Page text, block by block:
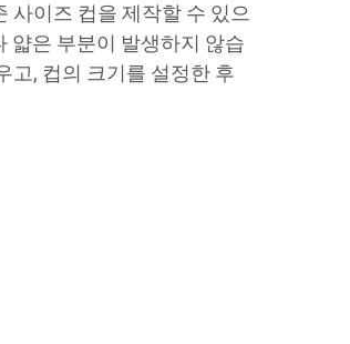
사이즈 컵을 제작할 수 있으
얇은 부분이 발생하지 않습
고, 컵의 크기를 설정한 후